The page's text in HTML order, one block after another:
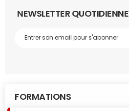
NEWSLETTER QUOTIDIENNE
FORMATIONS